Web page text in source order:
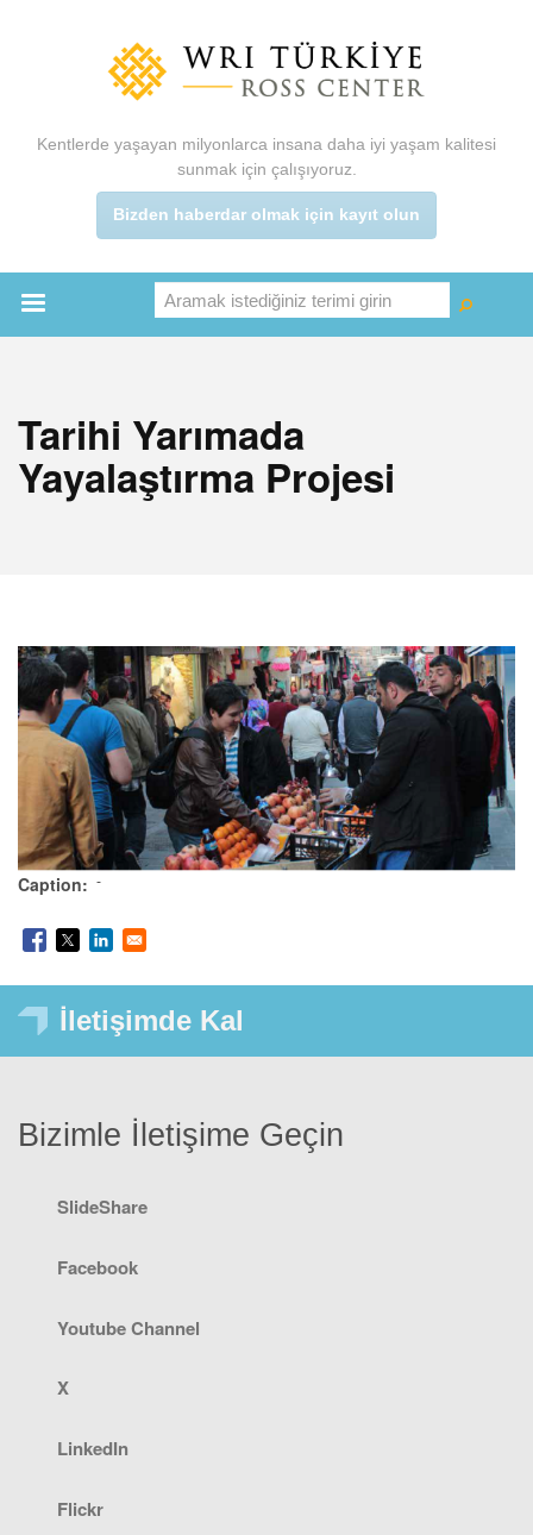
Kentlerde yaşayan milyonlarca insana daha iyi yaşam kalitesi
sunmak için çalışıyoruz.
Bizden haberdar olmak için kayıt olun
Ara
Ara
Tarihi Yarımada
Yayalaştırma Projesi
Caption -
İletişimde Kal
Bizimle İletişime Geçin
SlideShare
Facebook
Youtube Channel
X
LinkedIn
Flickr